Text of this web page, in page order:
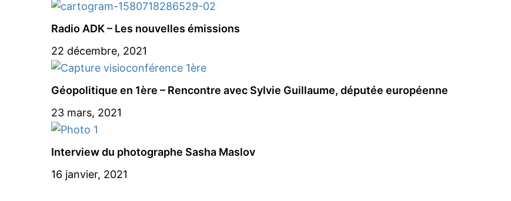
Radio ADK – Les nouvelles émissions
22 décembre, 2021
Géopolitique en 1ère – Rencontre avec Sylvie Guillaume, députée européenne
23 mars, 2021
Interview du photographe Sasha Maslov
16 janvier, 2021